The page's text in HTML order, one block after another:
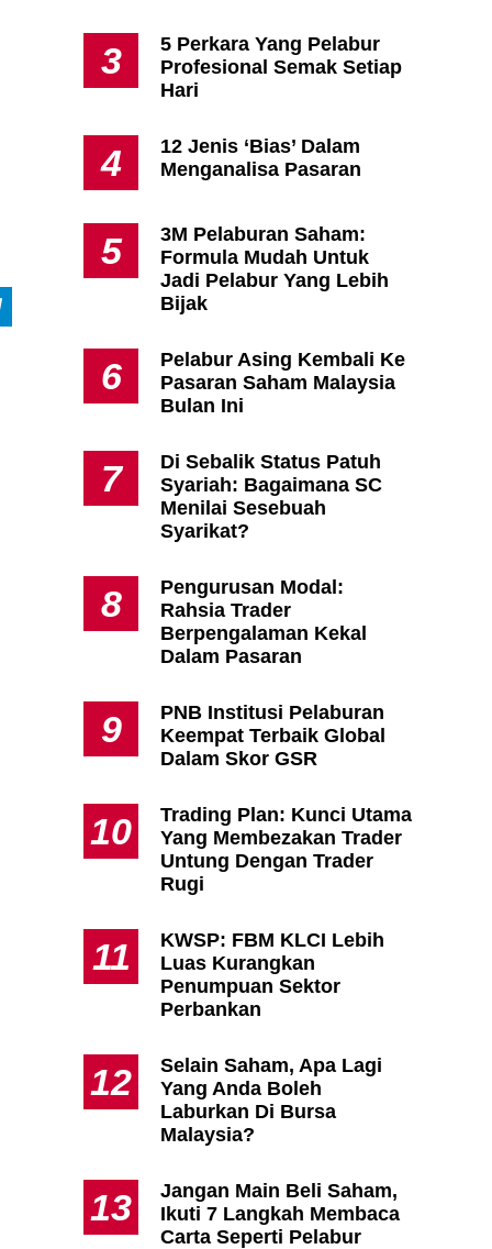
3
5 Perkara Yang Pelabur
Profesional Semak Setiap
Hari
4
12 Jenis ‘Bias’ Dalam
Menganalisa Pasaran
5
3M Pelaburan Saham:
Formula Mudah Untuk
Jadi Pelabur Yang Lebih
Bijak
6
Pelabur Asing Kembali Ke
Pasaran Saham Malaysia
Bulan Ini
7
Di Sebalik Status Patuh
Syariah: Bagaimana SC
Menilai Sesebuah
Syarikat?
8
Pengurusan Modal:
Rahsia Trader
Berpengalaman Kekal
Dalam Pasaran
9
PNB Institusi Pelaburan
Keempat Terbaik Global
Dalam Skor GSR
10
Trading Plan: Kunci Utama
Yang Membezakan Trader
Untung Dengan Trader
Rugi
11
KWSP: FBM KLCI Lebih
Luas Kurangkan
Penumpuan Sektor
Perbankan
12
Selain Saham, Apa Lagi
Yang Anda Boleh
Laburkan Di Bursa
Malaysia?
13
Jangan Main Beli Saham,
Ikuti 7 Langkah Membaca
Carta Seperti Pelabur